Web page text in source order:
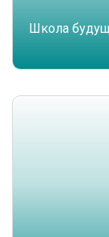
Школа